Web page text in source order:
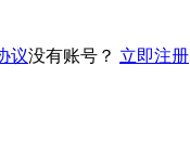
议没有账号？ 立即注册